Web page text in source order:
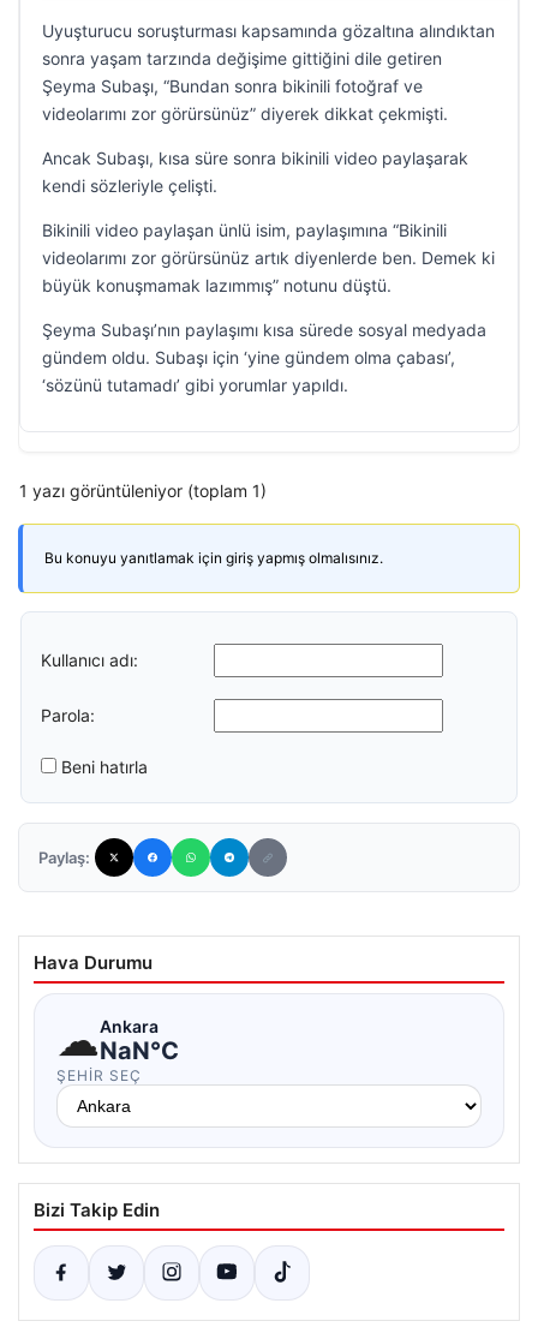
Uyuşturucu soruşturması kapsamında gözaltına alındıktan
sonra yaşam tarzında değişime gittiğini dile getiren
Şeyma Subaşı, “Bundan sonra bikinili fotoğraf ve
videolarımı zor görürsünüz” diyerek dikkat çekmişti.
Ancak Subaşı, kısa süre sonra bikinili video paylaşarak
kendi sözleriyle çelişti.
Bikinili video paylaşan ünlü isim, paylaşımına “Bikinili
videolarımı zor görürsünüz artık diyenlerde ben. Demek ki
büyük konuşmamak lazımmış” notunu düştü.
Şeyma Subaşı’nın paylaşımı kısa sürede sosyal medyada
gündem oldu. Subaşı için ‘yine gündem olma çabası’,
‘sözünü tutamadı’ gibi yorumlar yapıldı.
1 yazı görüntüleniyor (toplam 1)
Bu konuyu yanıtlamak için giriş yapmış olmalısınız.
Kullanıcı adı:
Parola:
Beni hatırla
Paylaş:
Hava Durumu
☁Ankara
NaN°C
ŞEHIR SEÇ
Bizi Takip Edin